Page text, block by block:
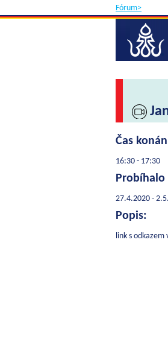
Fórum>
Čas
16:30 - 17:30
Probíhalo
27.4.2020 -
Popis:
link s